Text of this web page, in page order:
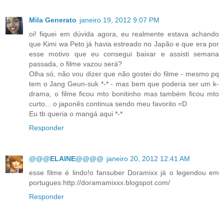
Mila Generato janeiro 19, 2012 9:07 PM
oi! fiquei em dúvida agora, eu realmente estava achando
que Kimi wa Peto já havia estreado no Japão e que era por
esse motivo que eu consegui baixar e assisti semana
passada, o filme vazou será?
Olha só, não vou dizer que não gostei do filme - mesmo pq
tem o Jang Geun-suk *-* - mas bem que poderia ser um k-
drama, o filme ficou mto bonitinho mas também ficou mto
curto... o japonês continua sendo meu favorito =D
Eu tb queria o mangá aqui *-*
Responder
@@@ELAINE@@@@ janeiro 20, 2012 12:41 AM
esse filme é lindo!o fansuber Doramixx já o legendou em
portugues:http://doramamixxx.blogspot.com/
Responder